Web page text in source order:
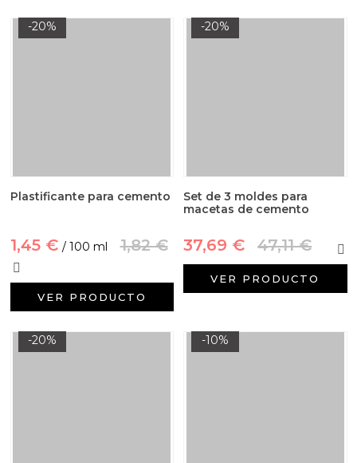
-20%
Plastificante para cemento
1,45 € / 100 ml 1,82 €
VER PRODUCTO
-20%
Set de 3 moldes para
macetas de cemento
37,69 € 47,11 €
VER PRODUCTO
-20% -10%